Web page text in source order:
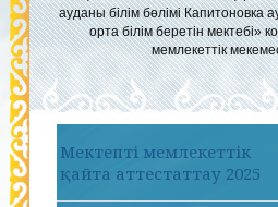
ауданы білім бөлімі
орта білім беретін мектебі»
мемлекеттік
Мектепті мемлекеттік
қайта аттестаттау 2025